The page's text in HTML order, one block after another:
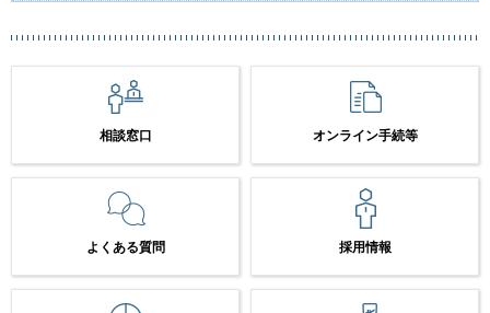
相談窓口 オンライン手続等
よくある質問 採用情報